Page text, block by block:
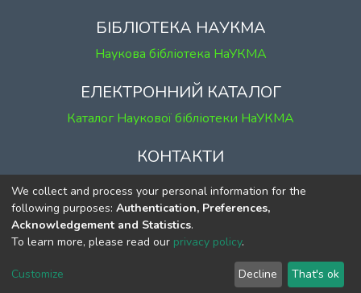
БІБЛІОТЕКА НАУКМА
Наукова бібліотека НаУКМА
ЕЛЕКТРОННИЙ КАТАЛОГ
Каталог Наукової бібліотеки НаУКМА
КОНТАКТИ
м. Київ, вул. Григорія Сковороди, 2
к. 1, к. 120
тел. (044) 463-69-31
ekmair@ukma.edu.ua
We collect and process your personal information for the
following purposes: Authentication, Preferences,
Acknowledgement and Statistics.
To learn more, please read our privacy policy.
Customize Decline That's ok